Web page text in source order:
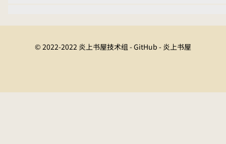
© 2022-2022 炎上书屋技术组 - GitHub - 炎上书屋